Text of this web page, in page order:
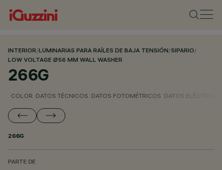
INTERIOR/LUMINARIAS PARA RAÍLES DE BAJA TENSIÓN/SIPARIO/
LOW VOLTAGE Ø56 MM WALL WASHER
266G
COLOR DATOS TÉCNICOS DATOS FOTOMÉTRICOS DATOS
266G
PARTE DE